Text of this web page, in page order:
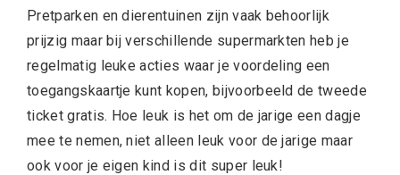
Pretparken en dierentuinen zijn vaak behoorlijk
prijzig maar bij verschillende supermarkten heb je
regelmatig leuke acties waar je voordeling een
toegangskaartje kunt kopen, bijvoorbeeld de tweede
ticket gratis. Hoe leuk is het om de jarige een dagje
mee te nemen, niet alleen leuk voor de jarige maar
ook voor je eigen kind is dit super leuk!